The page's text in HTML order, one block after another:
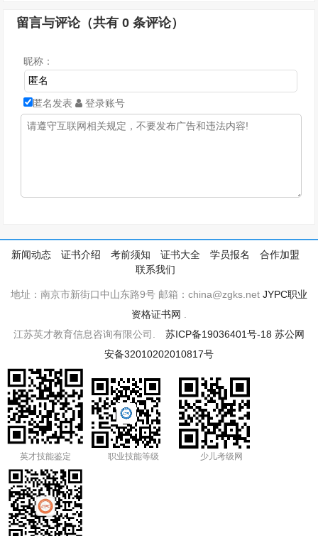
留言与评论（共有0 条评论）
昵称：
匿名发表 登录账号
新闻动态 证书介绍 考前须知 证书大全 学员报名
合作加盟
联系我们
地址：南京市新街口中山东路9号 邮箱：china@zgks.net JYPC职业
资格证书网
江苏英才教育信息咨询有限公司. 苏ICP备19036401号-18 苏公网
安备32010202010817号
英才技能鉴定 职业技能等级 少儿考级网